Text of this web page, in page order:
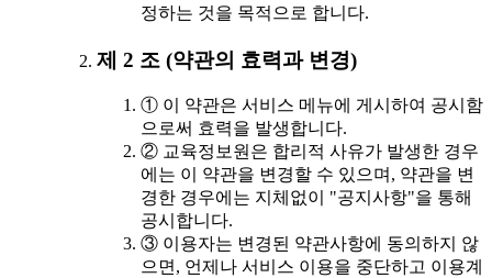
정하는 것을 목적으로 합니다.
제 2 조 (약관의 효력과 변경)
① 이 약관은 서비스 메뉴에 게시하여 공시함
으로써 효력을 발생합니다.
② 교육정보원은 합리적 사유가 발생한 경우
에는 이 약관을 변경할 수 있으며, 약관을 변
경한 경우에는 지체없이 "공지사항"을 통해
공시합니다.
③ 이용자는 변경된 약관사항에 동의하지 않
으면, 언제나 서비스 이용을 중단하고 이용계